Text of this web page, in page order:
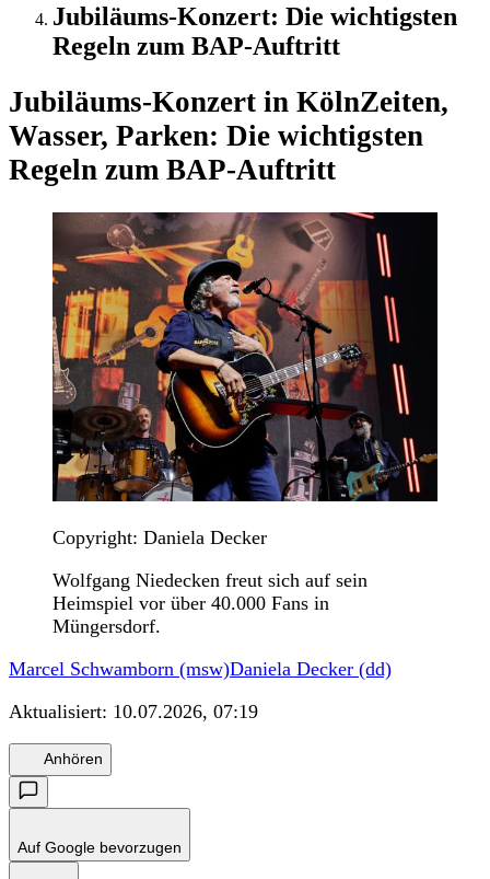
Jubiläums-Konzert: Die wichtigsten
Regeln zum BAP-Auftritt
Jubiläums-Konzert in KölnZeiten,
Wasser, Parken: Die wichtigsten
Regeln zum BAP-Auftritt
Copyright: Daniela Decker
Wolfgang Niedecken freut sich auf sein
Heimspiel vor über 40.000 Fans in
Müngersdorf.
Marcel Schwamborn (msw)Daniela Decker (dd)
Aktualisiert: 10.07.2026, 07:19
Anhören
Auf Google bevorzugen